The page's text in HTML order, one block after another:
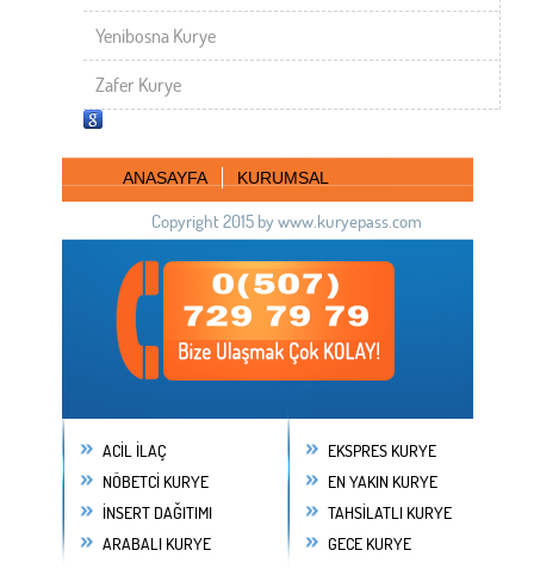
Yenibosna Kurye
Zafer Kurye
ANASAYFA KURUMSAL
Copyright 2015 by www.kuryepass.com
ACİL İLAÇ
NÖBETCİ KURYE
İNSERT DAĞITIMI
ARABALI KURYE
EKSPRES KURYE
EN YAKIN KURYE
TAHSİLATLI KURYE
GECE KURYE